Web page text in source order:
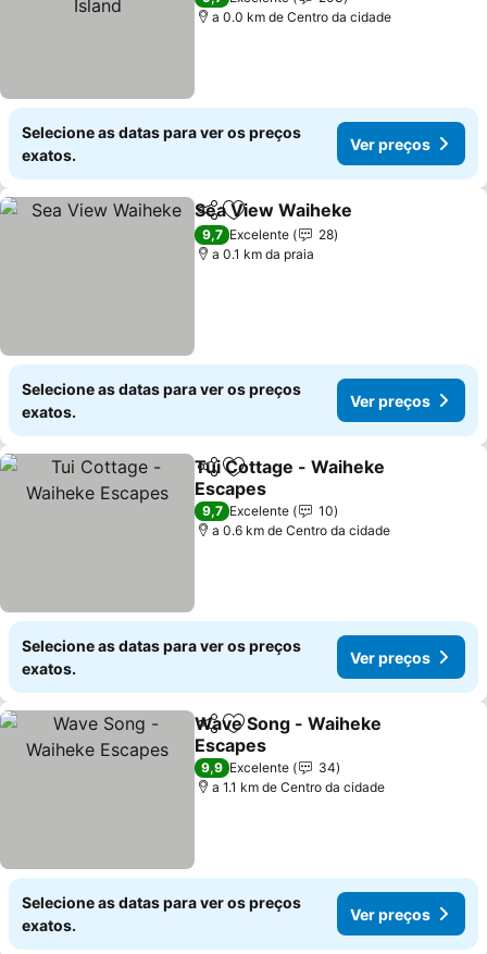
a 0.0 km de Centro da cidade
Selecione as datas para ver os preços
exatos.
Ver preços
PartilharAdicionar aos favoritos
Sea View Waiheke
9,7 Excelente
28
a 0.1 km da praia
Selecione as datas para ver os preços
exatos.
Ver preços
PartilharAdicionar aos favoritos
Tui Cottage - Waiheke
Escapes
Ver preços
9,7 Excelente
10
a 0.6 km de Centro da cidade
Selecione as datas para ver os preços
exatos.
Ver preços
PartilharAdicionar aos favoritos
Wave Song - Waiheke
Escapes
Ver preços
9,9 Excelente
34
a 1.1 km de Centro da cidade
Selecione as datas para ver os preços
exatos.
Ver preços